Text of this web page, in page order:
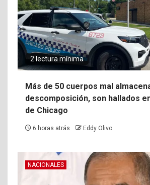
2 lectura mínima
Más de 50 cuerpos mal
descomposición, son hallados
de Chicago
6 horas atrás Eddy Olivo
NACIONALES